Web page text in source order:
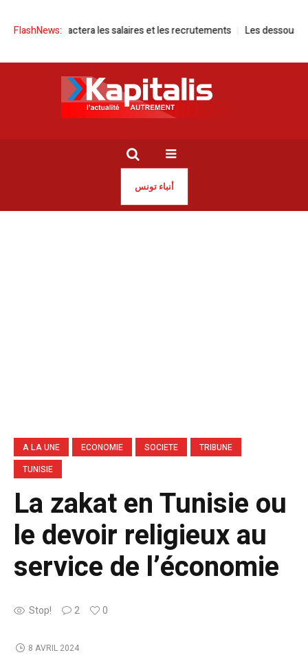
FlashNews:les salaires et les recrutements Les dessous de la crise
أنباء تونس
A LA UNE ECONOMIE SOCIETE
TRIBUNE
TUNISIE
La zakat en Tunisie ou
le devoir religieux au
service de l’économie
Stop! 2 0
8 AVRIL 2024